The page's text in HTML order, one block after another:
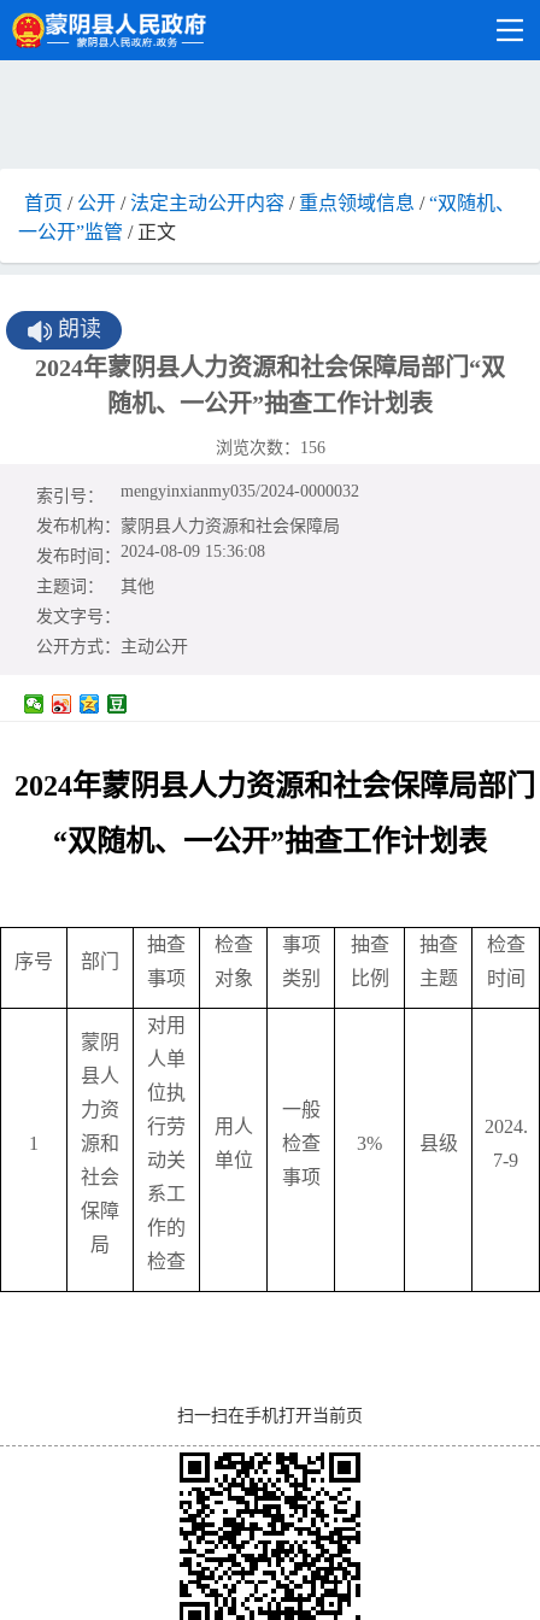
首页 / 公开 /法定主动公开内容 / 重点领域信息 /“双随机、
一公开”监管 / 正文
朗读
2024年蒙阴县人力资源和社会保障局部门“双
随机、一公开”抽查工作计划表
浏览次数： 156
索引号：
mengyinxianmy035/2024-0000032
发布机构： 蒙阴县人力资源和社会保障局
发布时间： 2024-08-09 15:36:08
主题词：
其他
发文字号：
公开方式： 主动公开
2024年蒙阴县人力资源和社会保障局部门
“双随机、一公开”抽查工作计划表
序号 部门
抽查
事项
检查
对象
事项
类别
抽查
比例
抽查
主题
检查
时间
1
蒙阴
县人
力资
源和
社会
保障
局
对用
人单
位执
行劳
动关
系工
作的
检查
用人
单位
一般
检查
事项
3% 县级
2024.
7-9
扫一扫在手机打开当前页